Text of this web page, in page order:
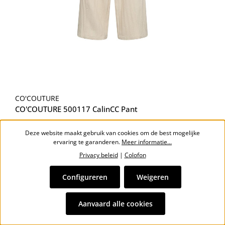
CO'COUTURE
CO'COUTURE 500117 CalinCC Pant
Normale prijs:
Deze website maakt gebruik van cookies om de best mogelijke
ervaring te garanderen. Meer informatie...
Privacy beleid| Colofon
Weigeren
Configureren
Aanvaard alle cookies